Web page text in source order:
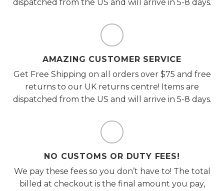
dispatched from the US and will arrive in 5-8 days.
AMAZING CUSTOMER SERVICE
Get Free Shipping on all orders over $75 and free
returns to our UK returns centre! Items are
dispatched from the US and will arrive in 5-8 days.
NO CUSTOMS OR DUTY FEES!
We pay these fees so you don’t have to! The total
billed at checkout is the final amount you pay,